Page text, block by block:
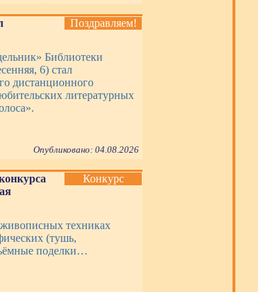
Поздравляем!
Библиотеки
6) стал
дистанционного
литературных
Опубликовано: 04.08.2026
Конкурс
техниках
(тушь,
поделки…